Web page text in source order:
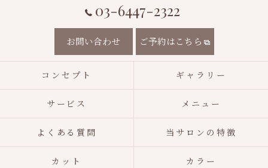
03-6447-2322
お問い合わせ ご予約はこちら
コンセプト ギャラリー
サービス メニュー
よくある質問 当サロンの特徴
カット カラー